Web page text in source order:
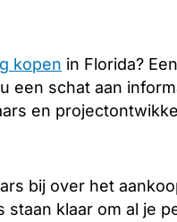
kopen in Florida?
een schat aan
en
bij over het
staan klaar om al je